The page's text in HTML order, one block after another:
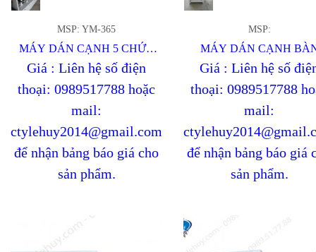
MSP: YM-365
MÁY DÁN CẠNH 5 CHỨC
NĂNG
Giá : Liên hệ số điện
thoại: 0989517788 hoặc
mail:
ctylehuy2014@gmail.com
để nhận bảng báo giá cho
sản phẩm.
MSP:
MÁY DÁN CẠNH
Giá : Liên hệ số
thoại: 0989517788
mail:
để nhận bảng báo giá
sản phẩm.